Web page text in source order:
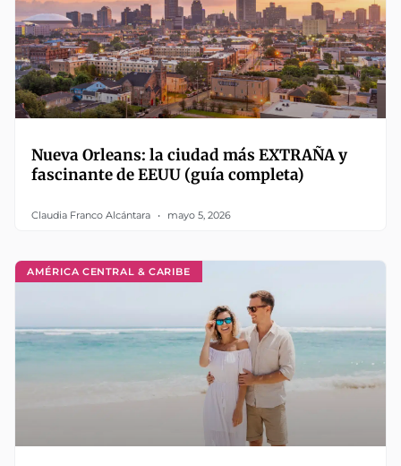
Nueva Orleans: la ciudad más EXTRAÑA y
fascinante de EEUU (guía completa)
Claudia Franco Alcántara mayo 5, 2026
AMÉRICA CENTRAL & CARIBE